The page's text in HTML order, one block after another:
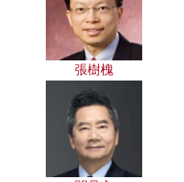
張樹槐